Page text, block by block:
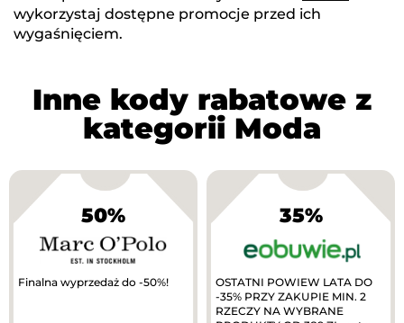
wykorzystaj dostępne promocje przed ich
wygaśnięciem.
Inne kody rabatowe z
kategorii Moda
50%
Finalna wyprzedaż do -50%!
35%
OSTATNI POWIEW LATA DO
-35% PRZY ZAKUPIE MIN. 2
RZECZY NA WYBRANE